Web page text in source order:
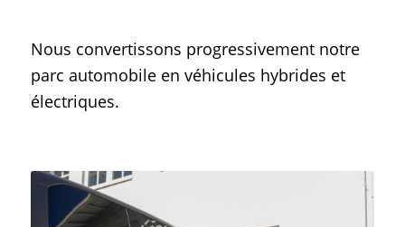
Nous convertissons progressivement notre
parc automobile en véhicules hybrides et
électriques.